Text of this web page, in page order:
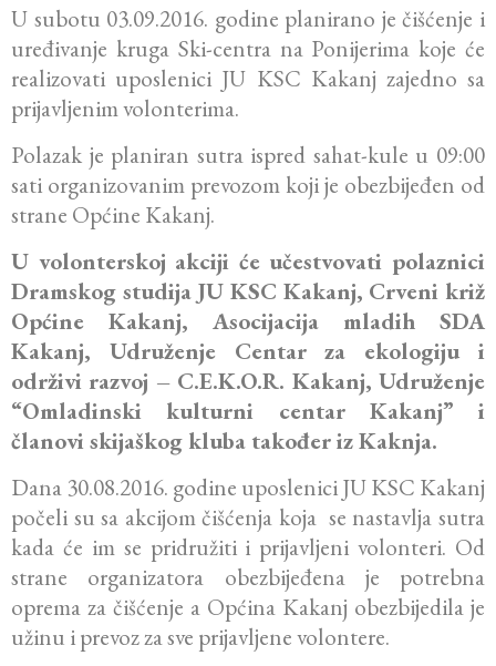
U subotu 03.09.2016. godine planirano je čišćenje i
uređivanje kruga Ski-centra na Ponijerima koje će
realizovati uposlenici JU KSC Kakanj zajedno sa
prijavljenim volonterima.
Polazak je planiran sutra ispred sahat-kule u 09:00
sati organizovanim prevozom koji je obezbijeđen od
strane Općine Kakanj.
U volonterskoj akciji će učestvovati polaznici
Dramskog studija JU KSC Kakanj, Crveni križ
Općine Kakanj, Asocijacija mladih SDA
Kakanj, Udruženje Centar za ekologiju i
održivi razvoj – C.E.K.O.R. Kakanj, Udruženje
“Omladinski kulturni centar Kakanj” i
članovi skijaškog kluba također iz Kaknja.
Dana 30.08.2016. godine uposlenici JU KSC Kakanj
počeli su sa akcijom čišćenja koja se nastavlja sutra
kada će im se pridružiti i prijavljeni volonteri. Od
strane organizatora obezbijeđena je potrebna
oprema za čišćenje a Općina Kakanj obezbijedila je
užinu i prevoz za sve prijavljene volontere.